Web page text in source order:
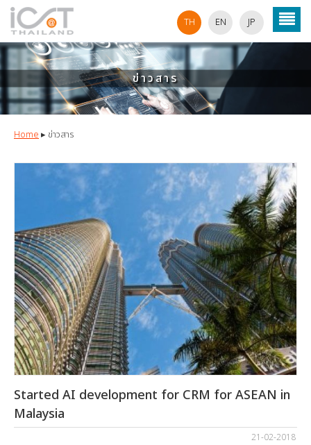
TH EN JP
ข่าวสาร
Home▸ ข่าวสาร
Started AI development for CRM for ASEAN in
Malaysia
21-02-2018